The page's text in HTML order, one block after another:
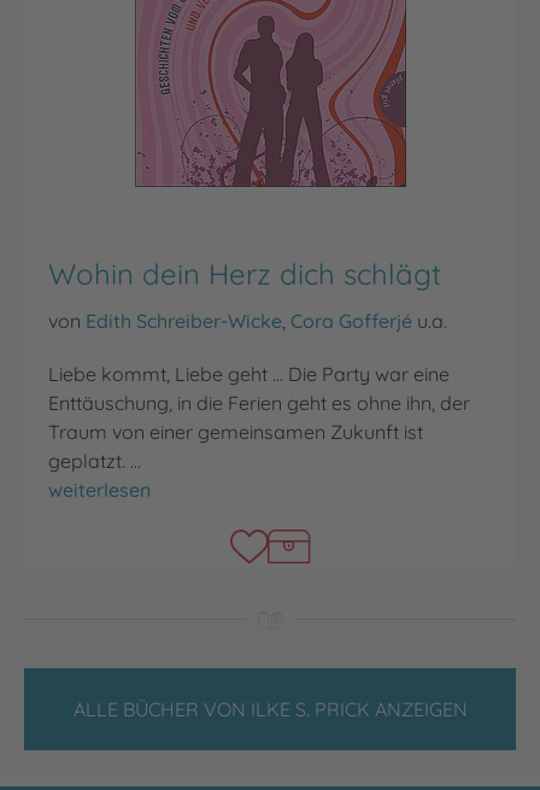
Wohin dein Herz dich schlägt
von Edith Schreiber-Wicke Cora Gofferjé u.a.
Liebe kommt, Liebe geht ... Die Party war eine
Enttäuschung, in die Ferien geht es ohne ihn, der
Traum von einer gemeinsamen Zukunft ist
geplatzt. …
Wohin dein Herz dich schlägt
weiterlesen
ALLE BÜCHER VON ILKE S. PRICK ANZEIGEN